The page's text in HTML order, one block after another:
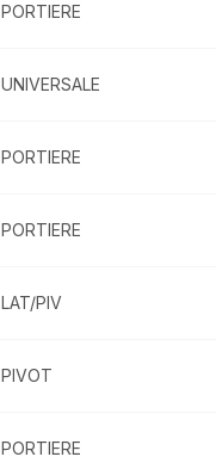
PORTIERE
UNIVERSALE
PORTIERE
PORTIERE
LAT/PIV
PIVOT
PORTIERE